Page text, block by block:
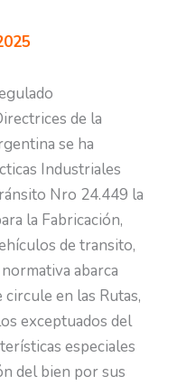
de la
se ha
Industriales
Nro 24.449 la
la Fabricación,
de transito,
abarca
en las Rutas,
exceptuados del
especiales
del bien por sus